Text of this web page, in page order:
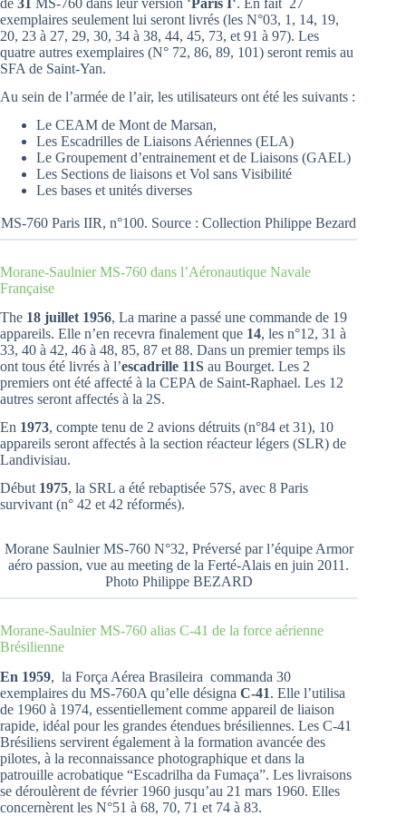
de 31 MS-760 dans leur version ‘ Paris I ‘. En fait 27
exemplaires seulement lui seront livrés (les N°03, 1, 14, 19,
20, 23 à 27, 29, 30, 34 à 38, 44, 45, 73, et 91 à 97). Les
quatre autres exemplaires (N° 72, 86, 89, 101) seront remis au
SFA de Saint-Yan.
Au sein de l’armée de l’air, les utilisateurs ont été les suivants :
Le CEAM de Mont de Marsan,
Les Escadrilles de Liaisons Aériennes (ELA)
Le Groupement d’entrainement et de Liaisons (GAEL)
Les Sections de liaisons et Vol sans Visibilité
Les bases et unités diverses
MS-760 Paris IIR, n°100. Source : Collection Philippe Bezard
Morane-Saulnier MS-760 dans l’Aéronautique Navale
Française
The 18 juillet 1956, La marine a passé une commande de 19
appareils. Elle n’en recevra finalement que 14, les n°12, 31 à
33, 40 à 42, 46 à 48, 85, 87 et 88. Dans un premier temps ils
ont tous été livrés à l’escadrille 11S au Bourget. Les 2
premiers ont été affecté à la CEPA de Saint-Raphael. Les 12
autres seront affectés à la 2S.
En 1973, compte tenu de 2 avions détruits (n°84 et 31), 10
appareils seront affectés à la section réacteur légers (SLR) de
Landivisiau.
Début 1975, la SRL a été rebaptisée 57S, avec 8 Paris
survivant (n° 42 et 42 réformés).
Morane Saulnier MS-760 N°32, Préversé par l’équipe Armor
aéro passion, vue au meeting de la Ferté-Alais en juin 2011.
Photo Philippe BEZARD
Morane-Saulnier MS-760 alias C-41 de la force aérienne
Brésilienne
En 1959, la Força Aérea Brasileira commanda 30
exemplaires du MS-760A qu’elle désigna C-41. Elle l’utilisa
de 1960 à 1974, essentiellement comme appareil de liaison
rapide, idéal pour les grandes étendues brésiliennes. Les C-41
Brésiliens servirent également à la formation avancée des
pilotes, à la reconnaissance photographique et dans la
patrouille acrobatique “Escadrilha da Fumaça”. Les livraisons
se déroulèrent de février 1960 jusqu’au 21 mars 1960. Elles
concernèrent les N°51 à 68, 70, 71 et 74 à 83.